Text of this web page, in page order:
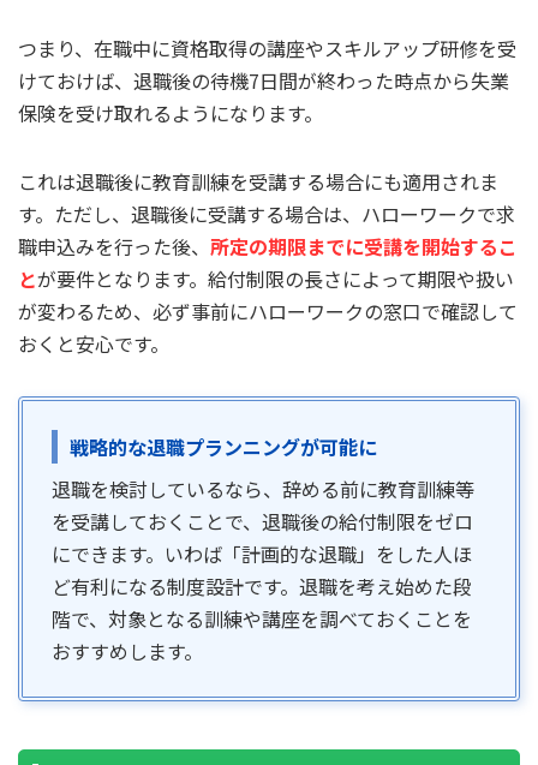
つまり、在職中に資格取得の講座やスキルアップ研修を受
けておけば、退職後の待機7日間が終わった時点から失業
保険を受け取れるようになります。
これは退職後に教育訓練を受講する場合にも適用されま
す。ただし、退職後に受講する場合は、ハローワークで求
職申込みを行った後、 所定の期限までに受講を開始するこ
とが要件となります。給付制限の長さによって期限や扱い
が変わるため、必ず事前にハローワークの窓口で確認して
おくと安心です。
戦略的な退職プランニングが可能に
退職を検討しているなら、辞める前に教育訓練等
を受講しておくことで、退職後の給付制限をゼロ
にできます。いわば「計画的な退職」をした人ほ
ど有利になる制度設計です。退職を考え始めた段
階で、対象となる訓練や講座を調べておくことを
おすすめします。